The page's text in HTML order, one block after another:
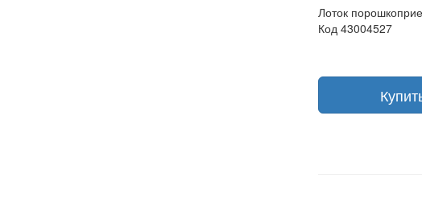
Лоток
Код 43004527